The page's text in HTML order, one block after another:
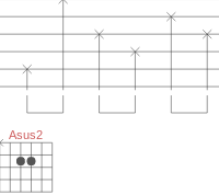
Asus2